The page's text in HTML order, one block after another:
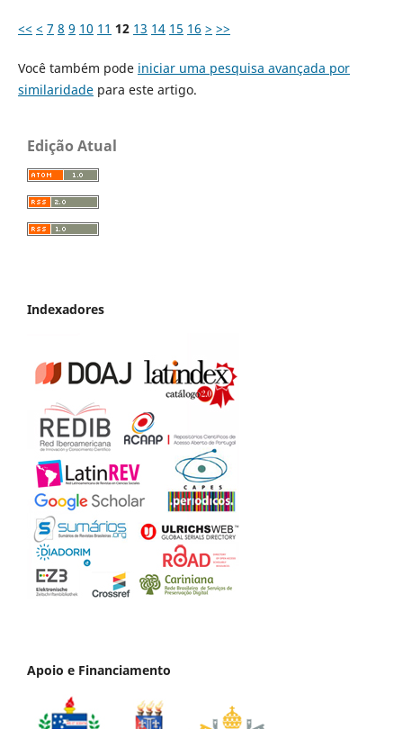
<< < 7 8 9 10 11 12 13 14 15 16 > >>
Você também pode iniciar uma pesquisa avançada por
similaridadepara este artigo.
Edição Atual
Indexadores
Apoio e Financiamento